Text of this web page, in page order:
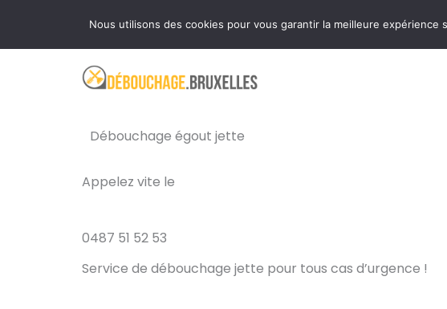
Ouvert 24 heures sur 24 et 7 jours sur 7
Débouchage égout jette
Appelez vite le
0487 51 52 53
Service de débouchage jette pour tous cas d’urgence !
Nous utilisons des cookies pour vous garantir la meilleure